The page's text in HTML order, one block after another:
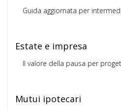
Guida aggiornata per
Estate e impresa
Il valore della pausa per
Mutui ipotecari